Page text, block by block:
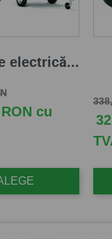
electrică...
Pret
cu